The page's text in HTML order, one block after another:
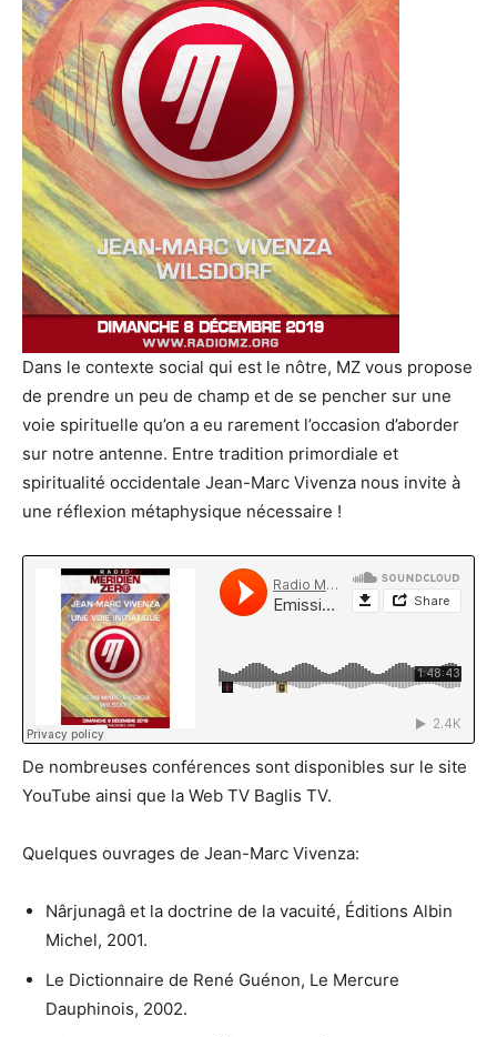
Dans le contexte social qui est le nôtre, MZ vous propose
de prendre un peu de champ et de se pencher sur une
voie spirituelle qu’on a eu rarement l’occasion d’aborder
sur notre antenne. Entre tradition primordiale et
spiritualité occidentale Jean-Marc Vivenza nous invite à
une réflexion métaphysique nécessaire !
De nombreuses conférences sont disponibles sur le site
YouTube ainsi que la Web TV Baglis TV.
Quelques ouvrages de Jean-Marc Vivenza:
Nârjunagâ et la doctrine de la vacuité, Éditions Albin
Michel, 2001.
Le Dictionnaire de René Guénon, Le Mercure
Dauphinois, 2002.